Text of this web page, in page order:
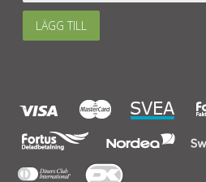
LÄGG TILL